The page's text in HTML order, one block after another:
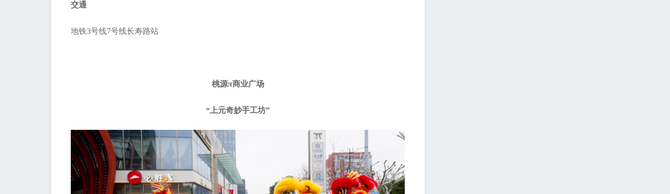
交通
地铁3号线7号线长寿路站
桃源π商业广场
“上元奇妙手工坊”